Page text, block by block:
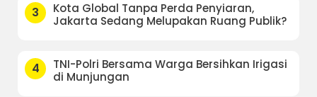
3
Kota Global Tanpa Perda Penyiaran,
Jakarta Sedang Melupakan Ruang Publik?
4
TNI-Polri Bersama Warga Bersihkan Irigasi
di Munjungan